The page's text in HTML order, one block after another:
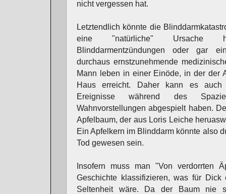
nicht vergessen hat.
Letztendlich könnte die
eine "natürliche" Ursache
Blinddarmentzündungen oder gar
durchaus ernstzunehmende
Mann leben in einer Einöde, in der der
Haus erreicht. Daher kann es
Ereignisse während des
Wahnvorstellungen abgespielt haben.
Apfelbaum, der aus Loris Leiche
Ein Apfelkern im Blinddarm könnte also
Tod gewesen sein.
Insofern muss man "Von verdorrten
Geschichte klassifizieren, was für
Seltenheit wäre. Da der Baum nie